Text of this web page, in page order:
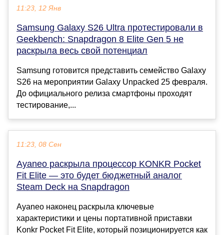
11:23, 12 Янв
Samsung Galaxy S26 Ultra протестировали в
Geekbench: Snapdragon 8 Elite Gen 5 не
раскрыла весь свой потенциал
Samsung готовится представить семейство Galaxy
S26 на мероприятии Galaxy Unpacked 25 февраля.
До официального релиза смартфоны проходят
тестирование,...
11:23, 08 Сен
Ayaneo раскрыла процессор KONKR Pocket
Fit Elite — это будет бюджетный аналог
Steam Deck на Snapdragon
Ayaneo наконец раскрыла ключевые
характеристики и цены портативной приставки
Konkr Pocket Fit Elite, который позиционируется как